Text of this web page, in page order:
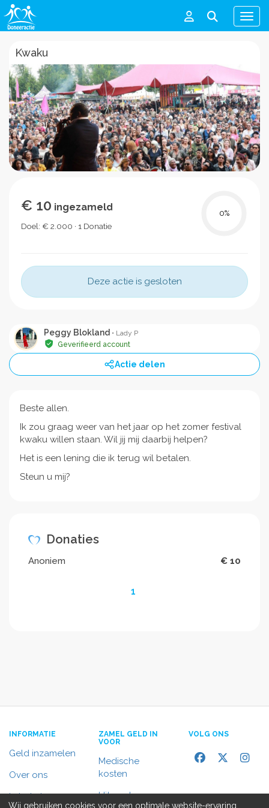
Menu
Kwaku
€ 10 ingezameld
Doel: € 2.000 · 1 Donatie
0%
Deze actie is gesloten
Peggy Blokland • Lady P
Geverifieerd account
Actie delen
Beste allen.
Ik zou graag weer van het jaar op het zomer festival
kwaku willen staan. Wil jij mij daarbij helpen?
Het is een lening die ik terug wil betalen.
Steun u mij?
Donaties
Anoniem € 10
1
INFORMATIE
Geld inzamelen
Over ons
In het nieuws
ZAMEL GELD IN
VOOR
Medische
kosten
Uitvaart
VOLG ONS
Wij gebruiken cookies voor een optimale website-ervaring,